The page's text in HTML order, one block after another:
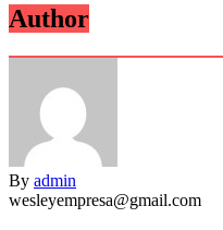
Author
By admin
wesleyempresa@gmail.com